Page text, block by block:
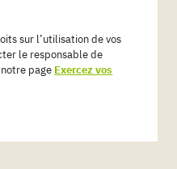
sur l’utilisation de vos
le responsable de
page Exercez vos